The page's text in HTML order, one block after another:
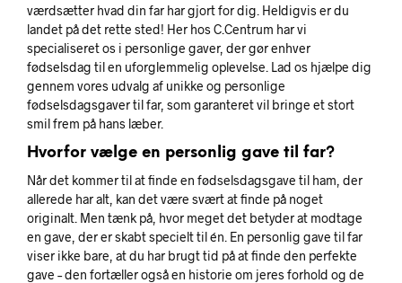
værdsætter hvad din far har gjort for dig. Heldigvis er du
landet på det rette sted! Her hos C.Centrum har vi
specialiseret os i personlige gaver, der gør enhver
fødselsdag til en uforglemmelig oplevelse. Lad os hjælpe dig
gennem vores udvalg af unikke og personlige
fødselsdagsgaver til far, som garanteret vil bringe et stort
smil frem på hans læber.
Hvorfor vælge en personlig gave til far?
Når det kommer til at finde en fødselsdagsgave til ham, der
allerede har alt, kan det være svært at finde på noget
originalt. Men tænk på, hvor meget det betyder at modtage
en gave, der er skabt specielt til én. En personlig gave til far
viser ikke bare, at du har brugt tid på at finde den perfekte
gave – den fortæller også en historie om jeres forhold og de